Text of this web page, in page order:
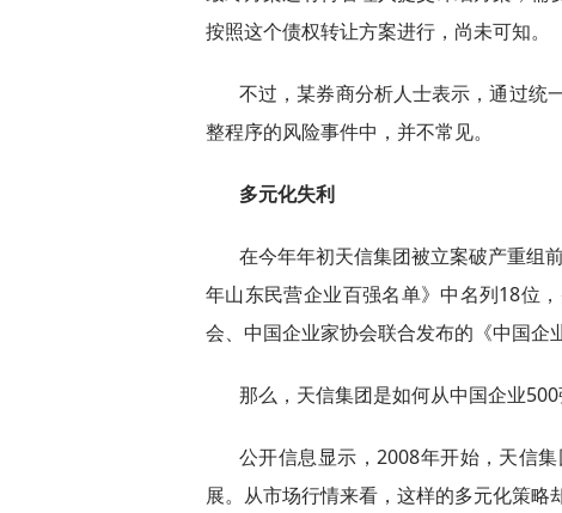
按照这个债权转让方案进行，尚未可知。
不过，某券商分析人士表示，通过统
整程序的风险事件中，并不常见。
多元化失利
在今年年初天信集团被立案破产重组
年山东民营企业百强名单》中名列18位
会、中国企业家协会联合发布的《中国企
那么，天信集团是如何从中国企业
公开信息显示，2008年开始，天信
展。从市场行情来看，这样的多元化策